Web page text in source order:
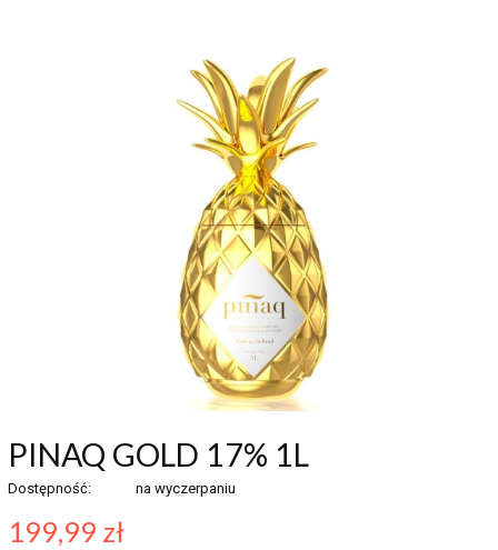
PINAQ GOLD 17% 1L
Dostępność: na wyczerpaniu
199,99 zł